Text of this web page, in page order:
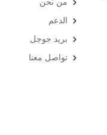
الدعم
بريد جوجل
تواصل معنا